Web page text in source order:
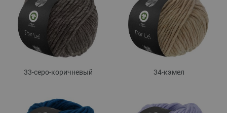
33-серо-коричневый 34-кэмел